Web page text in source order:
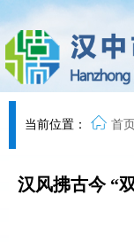
当前位置： 首页